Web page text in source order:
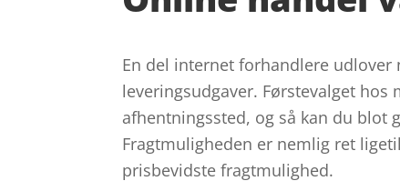
En del internet forhandlere
leveringsudgaver. Førstevalget
afhentningssted, og så kan du blot
Fragtmuligheden er nemlig ret
prisbevidste fragtmulighed.